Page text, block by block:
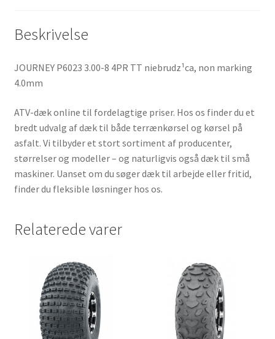
Beskrivelse
JOURNEY P6023 3.00-8 4PR TT niebrudz¹ca, non marking
4.0mm
ATV-dæk online til fordelagtige priser. Hos os finder du et
bredt udvalg af dæk til både terrænkørsel og kørsel på
asfalt. Vi tilbyder et stort sortiment af producenter,
størrelser og modeller – og naturligvis også dæk til små
maskiner. Uanset om du søger dæk til arbejde eller fritid,
finder du fleksible løsninger hos os.
Relaterede varer